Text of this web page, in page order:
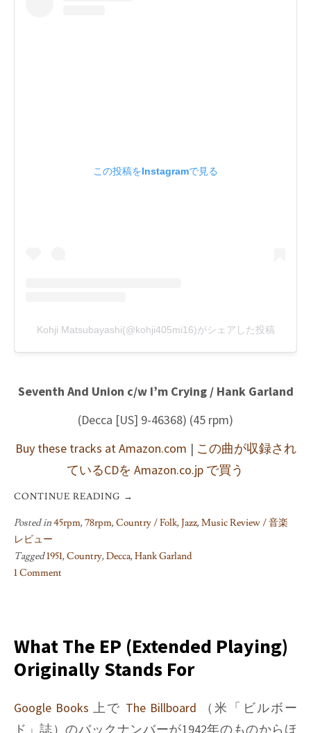
この投稿をInstagramで見る
Kohji Matsubayashi(@kohji405mi16)がシェアした投稿
Seventh And Union c/w I’m Crying / Hank Garland
(Decca [US] 9-46368) (45 rpm)
Buy these tracks at Amazon.com | この曲が収録され
ているCDを Amazon.co.jp で買う
CONTINUE READING →
Posted in45rpm,78rpm,Country / Folk,Jazz,Music Review / 音楽
レビュー
Tagged1951,Country,Decca,Hank Garland
1 Comment
Union
/
Hank
What The EP (Extended Playing)
Originally Stands For
Google Books 上で The Billboard （米「ビルボー
ド」誌）のバックナンバーが1942年のものからほ